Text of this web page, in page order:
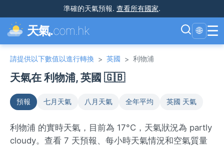
準確的天氣預報. 查看所有國家.
天氣.com.hk 🌐 ☰
請提供以下數值以進行轉換 > 英國 > 利物浦
天氣在 利物浦, 英國 🇬🇧
預報 七月天氣 八月天氣 全年平均 英國 天氣
利物浦 的實時天氣，目前為 17°C，天氣狀況為 partly
cloudy。查看 7 天預報、每小時天氣情況和空氣質量